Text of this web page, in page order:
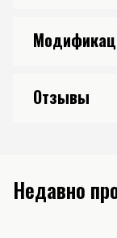
Отзывы
Недавно